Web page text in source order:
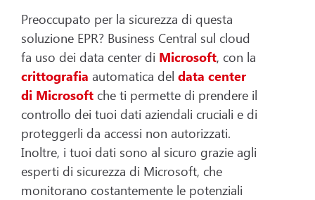
Preoccupato per la sicurezza di questa
soluzione EPR? Business Central sul cloud
fa uso dei data center di Microsoft, con la
crittografia automatica del data center
di Microsoft che ti permette di prendere il
controllo dei tuoi dati aziendali cruciali e di
proteggerli da accessi non autorizzati.
Inoltre, i tuoi dati sono al sicuro grazie agli
esperti di sicurezza di Microsoft, che
monitorano costantemente le potenziali